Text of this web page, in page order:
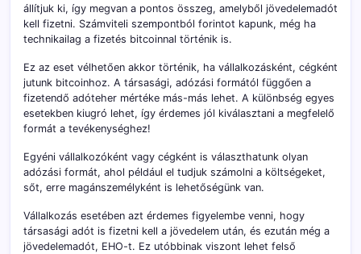
állítjuk ki, így megvan a pontos összeg, amelyből jövedelemadót
kell fizetni. Számviteli szempontból forintot kapunk, még ha
technikailag a fizetés bitcoinnal történik is.
Ez az eset vélhetően akkor történik, ha vállalkozásként, cégként
jutunk bitcoinhoz. A társasági, adózási formától függően a
fizetendő adóteher mértéke más-más lehet. A különbség egyes
esetekben kiugró lehet, így érdemes jól kiválasztani a megfelelő
formát a tevékenységhez!
Egyéni vállalkozóként vagy cégként is választhatunk olyan
adózási formát, ahol például el tudjuk számolni a költségeket,
sőt, erre magánszemélyként is lehetőségünk van.
Vállalkozás esetében azt érdemes figyelembe venni, hogy
társasági adót is fizetni kell a jövedelem után, és ezután még a
jövedelemadót, EHO-t. Ez utóbbinak viszont lehet felső